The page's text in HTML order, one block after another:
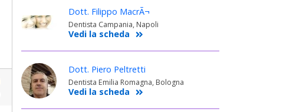
Dott. Filippo MacrÃ¬
Dentista Campania, Napoli
Vedi la scheda
Dott. Piero Peltretti
Dentista Emilia Romagna, Bologna
Vedi la scheda